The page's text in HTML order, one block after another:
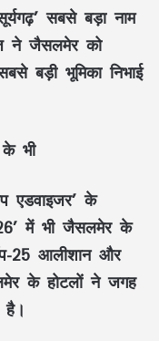
सबसे बड़ा नाम
ने जैसलमेर को
बड़ी भूमिका निभाई
भी
एडवाइजर’ के
में भी जैसलमेर के
25 आलीशान और
के होटलों ने जगह